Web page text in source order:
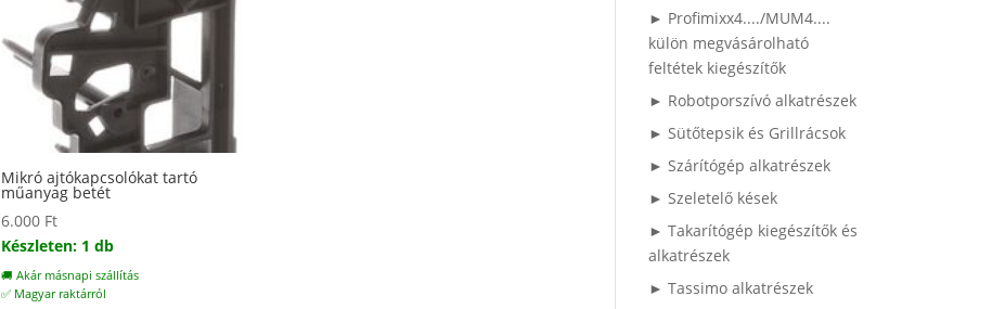
Mikró ajtókapcsolókat tartó
műanyag betét
6.000 Ft
Készleten: 1 db
🚚 Akár másnapi szállítás
✅ Magyar raktárról
► Profimixx4..../MUM4....
külön megvásárolható
feltétek kiegészítők
► Robotporszívó alkatrészek
► Sütőtepsik és Grillrácsok
► Szárítógép alkatrészek
► Szeletelő kések
► Takarítógép kiegészítők és
alkatrészek
► Tassimo alkatrészek